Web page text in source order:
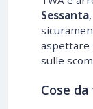
Sessanta
aspettare
sulle
Cose